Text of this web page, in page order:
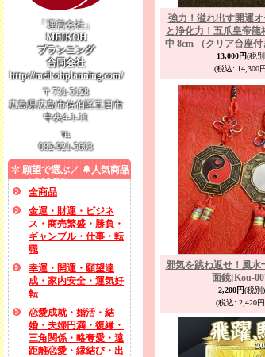
「運営会社」
MEIKOH
プランニング
合同会社
http://meikohplanning.com/
〒731-5128
広島県広島市佐伯区五日市
中央4-1-11
℡
082-921-5603
願望で選ぶ／ 🔔人気商品
／ SALE品
全商品
金運・財運・ビジネ
ス・商売繁盛・勝負・
ギャンブル・仕事・転
職
幸運・開運・願望達
成・家内安全・運気好
転
恋愛成就・婚活・結
婚・夫婦円満・復縁・
三角関係・略奪愛・遠
距離恋愛・縁結び・出
強力！溢れ出す開運
と浄化力！五爪皇帝龍
中 8cm （クリア台座付
13,000円(税
(税込: 14,300
邪気を跳ね返せ！風水
面鏡[Kou-
2,200円(税別)
(税込: 2,420